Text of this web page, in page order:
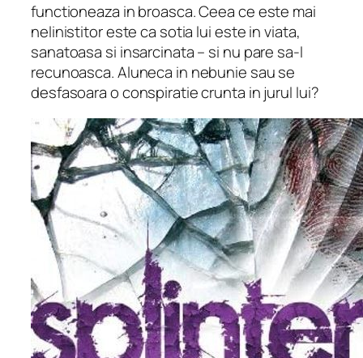
functioneaza in broasca. Ceea ce este mai
nelinistitor este ca sotia lui este in viata,
sanatoasa si insarcinata – si nu pare sa-l
recunoasca. Aluneca in nebunie sau se
desfasoara o conspiratie crunta in jurul lui?